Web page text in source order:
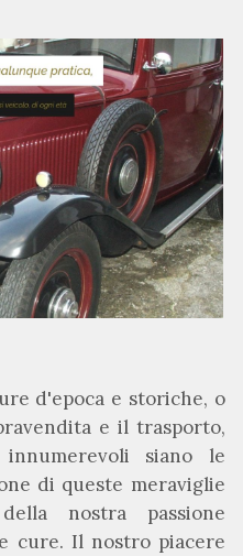
d'epoca e storiche, o
e il trasporto,
siano le
di queste meraviglie
nostra passione
cure. Il nostro piacere